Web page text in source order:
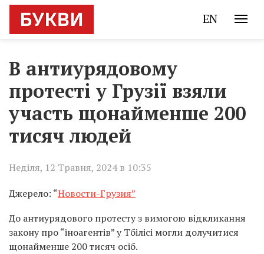
EN
В антиурядовому
протесті у Грузії взяли
участь щонайменше 200
тисяч людей
Неділя, 12 Травня, 2024 в 10:35
Джерело: “Новости-Грузия”
До антиурядового протесту з вимогою відкликання
закону про “іноагентів” у Тбілісі могли долучитися
щонайменше 200 тисяч осіб.